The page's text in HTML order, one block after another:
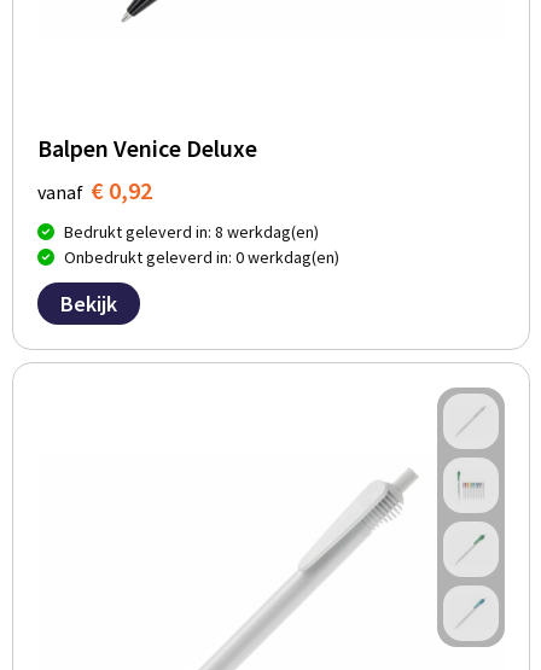
Balpen Venice Deluxe
vanaf € 0,92
Bedrukt geleverd in: 8 werkdag(en)
Onbedrukt geleverd in: 0 werkdag(en)
Bekijk